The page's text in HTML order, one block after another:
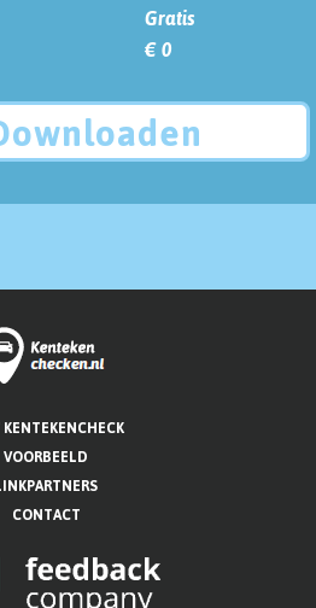
Gratis
€ 0
KENTEKENCHECK
VOORBEELD
CONTACT